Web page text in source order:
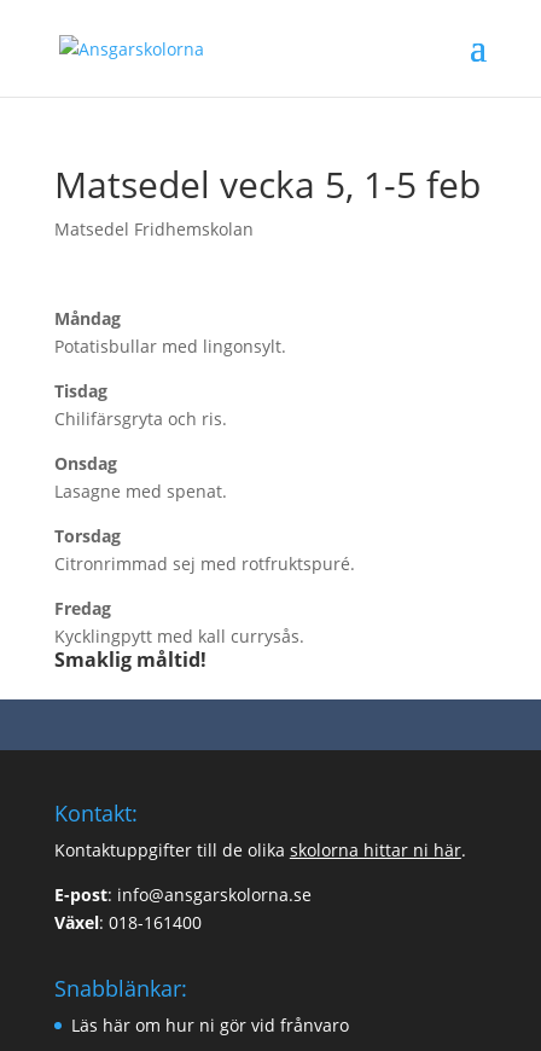
Matsedel vecka 5, 1-5 feb
Matsedel Fridhemskolan
Måndag
Potatisbullar med lingonsylt.
Tisdag
Chilifärsgryta och ris.
Onsdag
Lasagne med spenat.
Torsdag
Citronrimmad sej med rotfruktspuré.
Fredag
Kycklingpytt med kall currysås.
Smaklig måltid!
Kontakt:
Kontaktuppgifter till de olika skolorna hittar ni här.
E-post: info@ansgarskolorna.se
Växel: 018-161400
Snabblänkar:
Läs här om hur ni gör vid frånvaro